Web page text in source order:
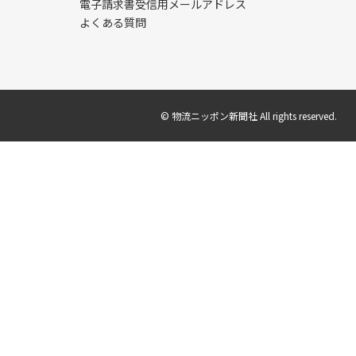
電子請求書受信用メールアドレス
よくある質問
© 物流ニッポン新聞社 All rights reserved.